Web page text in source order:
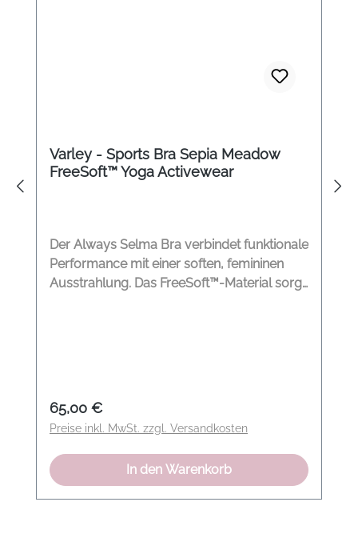
Varley - Sports Bra Sepia Meadow
FreeSoft™ Yoga Activewear
Der Always Selma Bra verbindet funktionale
Performance mit einer soften, femininen
Ausstrahlung. Das FreeSoft™-Material sorgt
Akzente setzen. Ideal für Yoga, Pilates und
entspannte Activewear-Looks. So
kombinieren wir den Look Besonders
harmonisch wirkt der Bra mit den
Regulärer Preis:
65,00 €
Preise inkl. MwSt. zzgl. Versandkosten
In den Warenkorb